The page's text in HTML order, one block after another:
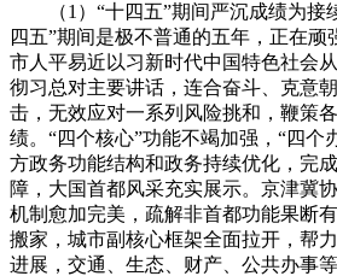
（1）“十四五”期间严沉成绩为接
四五”期间是极不普通的五年，正在顽
市人平易近以习新时代中国特色社会
彻习总对主要讲话，连合奋斗、克意
击，无效应对一系列风险挑和，鞭策
绩。“四个核心”功能不竭加强，“四个
方政务功能结构和政务持续优化，完
障，大国首都风采充实展示。京津冀
机制愈加完美，疏解非首都功能果断
搬家，城市副核心框架全面拉开，帮
进展，交通、生态、财产、公共办事